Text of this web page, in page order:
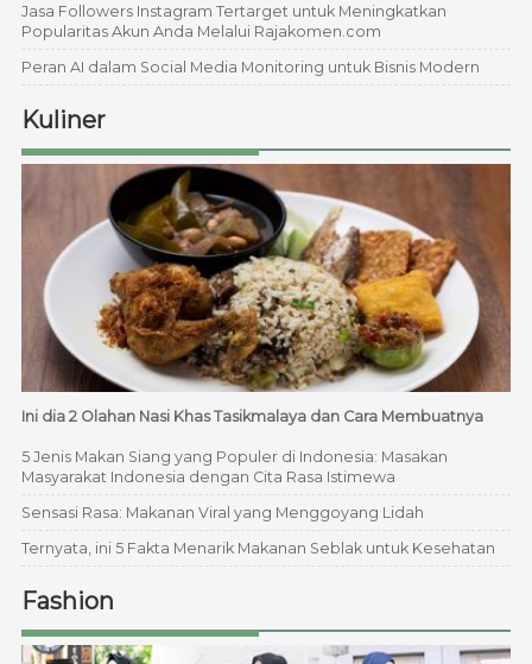
Jasa Followers Instagram Tertarget untuk Meningkatkan
Popularitas Akun Anda Melalui Rajakomen.com
Peran AI dalam Social Media Monitoring untuk Bisnis Modern
Kuliner
Ini dia 2 Olahan Nasi Khas Tasikmalaya dan Cara Membuatnya
5 Jenis Makan Siang yang Populer di Indonesia: Masakan
Masyarakat Indonesia dengan Cita Rasa Istimewa
Sensasi Rasa: Makanan Viral yang Menggoyang Lidah
Ternyata, ini 5 Fakta Menarik Makanan Seblak untuk Kesehatan
Fashion